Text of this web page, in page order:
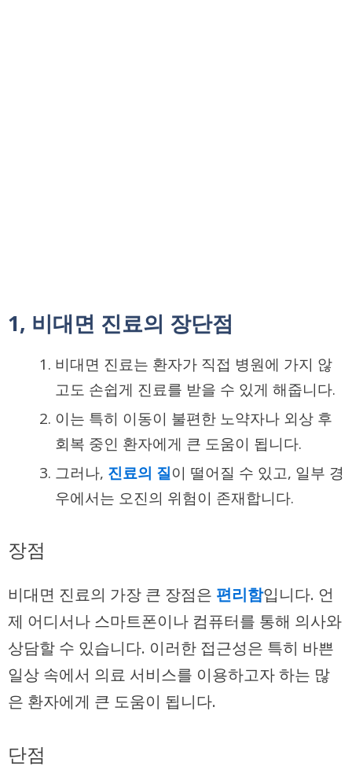
1, 비대면 진료의 장단점
비대면 진료는 환자가 직접 병원에 가지 않
고도 손쉽게 진료를 받을 수 있게 해줍니다.
이는 특히 이동이 불편한 노약자나 외상 후
회복 중인 환자에게 큰 도움이 됩니다.
그러나, 진료의 질이 떨어질 수 있고, 일부 경
우에서는 오진의 위험이 존재합니다.
장점
비대면 진료의 가장 큰 장점은 편리함입니다. 언
제 어디서나 스마트폰이나 컴퓨터를 통해 의사와
상담할 수 있습니다. 이러한 접근성은 특히 바쁜
일상 속에서 의료 서비스를 이용하고자 하는 많
은 환자에게 큰 도움이 됩니다.
단점